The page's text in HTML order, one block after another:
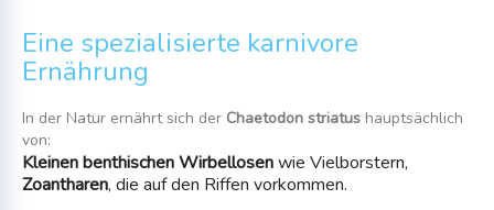
Eine spezialisierte karnivore
Ernährung
In der Natur ernährt sich der Chaetodon striatus hauptsächlich
von:
Kleinen benthischen Wirbellosenwie Vielborstern,
Zoantharen, die auf den Riffen vorkommen.